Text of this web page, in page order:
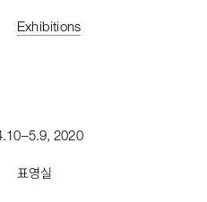
Exhibitions
.10–5.9,2020
표영실